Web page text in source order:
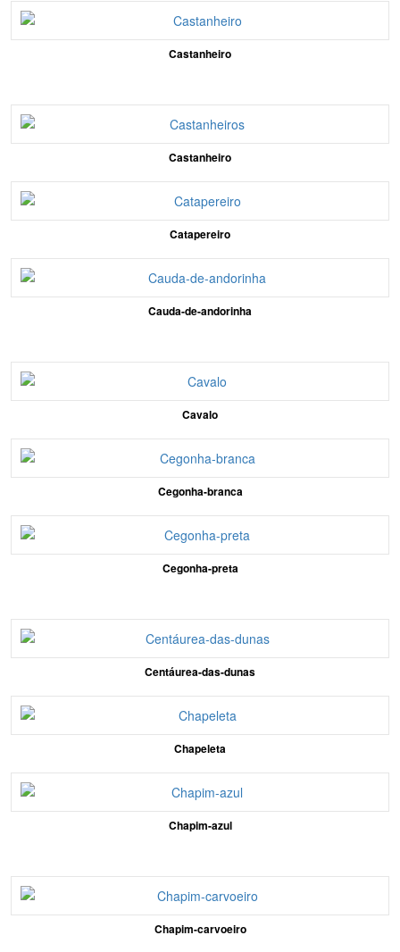
Castanheiro
Castanheiro
Catapereiro
Cauda-de-andorinha
Cavalo
Cegonha-branca
Cegonha-preta
Centáurea-das-dunas
Chapeleta
Chapim-azul
Chapim-carvoeiro